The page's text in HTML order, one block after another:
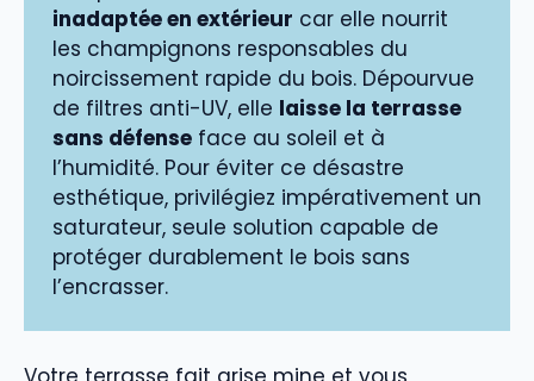
inadaptée en extérieur car elle nourrit
les champignons responsables du
noircissement rapide du bois. Dépourvue
de filtres anti-UV, elle laisse la terrasse
sans défense face au soleil et à
l’humidité. Pour éviter ce désastre
esthétique, privilégiez impérativement un
saturateur, seule solution capable de
protéger durablement le bois sans
l’encrasser.